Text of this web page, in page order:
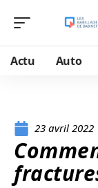
Actu Auto
23 avril 2022